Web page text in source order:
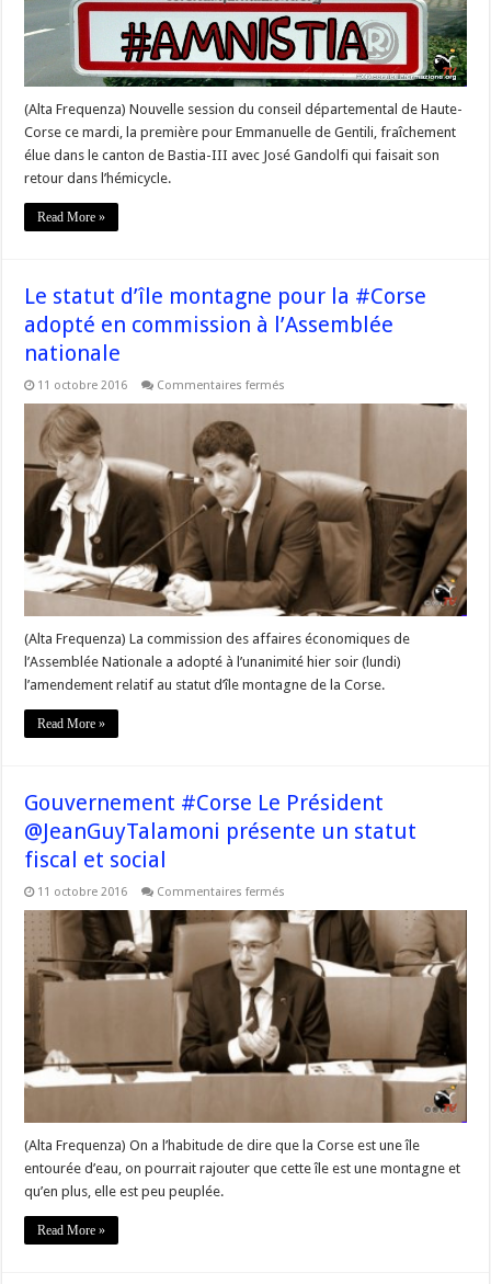
Départemental
de
Haute-
Corse
(Alta Frequenza) Nouvelle session du conseil départemental de Haute-
Corse ce mardi, la première pour Emmanuelle de Gentili, fraîchement
élue dans le canton de Bastia-III avec José Gandolfi qui faisait son
retour dans l’hémicycle.
Read More »
Le statut d’île montagne pour la #Corse
adopté en commission à l’Assemblée
nationale
11 octobre 2016 Commentaires fermés
la
#Corse
adopté
en
commission
à
l’Assemblée
nationale
(Alta Frequenza) La commission des affaires économiques de
l’Assemblée Nationale a adopté à l’unanimité hier soir (lundi)
l’amendement relatif au statut d’île montagne de la Corse.
Read More »
Gouvernement #Corse Le Président
@JeanGuyTalamoni présente un statut
fiscal et social
11 octobre 2016 Commentaires fermés
#Corse
Président
@JeanGuyTalamoni
présente
statut
fiscal
et
social
(Alta Frequenza) On a l’habitude de dire que la Corse est une île
entourée d’eau, on pourrait rajouter que cette île est une montagne et
qu’en plus, elle est peu peuplée.
Read More »